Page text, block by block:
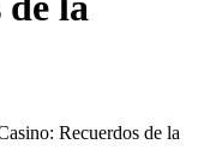
Recuerdos de la